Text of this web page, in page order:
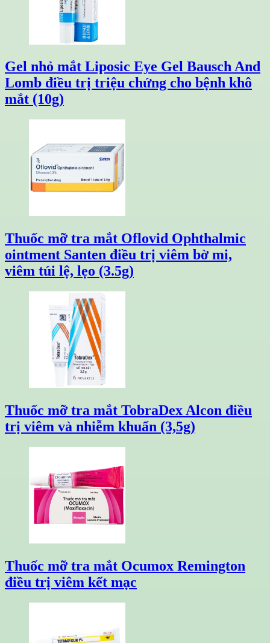
Gel nhỏ mắt Liposic Eye Gel Bausch And
Lomb điều trị triệu chứng cho bệnh khô
mắt (10g)
Thuốc mỡ tra mắt Oflovid Ophthalmic
ointment Santen điều trị viêm bờ mi,
viêm túi lệ, lẹo (3.5g)
Thuốc mỡ tra mắt TobraDex Alcon điều
trị viêm và nhiễm khuẩn (3,5g)
Thuốc mỡ tra mắt Ocumox Remington
điều trị viêm kết mạc